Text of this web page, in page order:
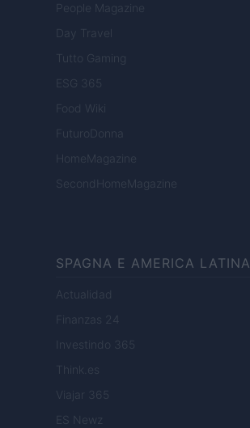
People Magazine
Day Travel
Tutto Gaming
ESG 365
Food Wiki
FuturoDonna
HomeMagazine
SecondHomeMagazine
SPAGNA E AMERICA LATINA
Actualidad
Finanzas 24
Investindo 365
Think.es
Viajar 365
ES Newz